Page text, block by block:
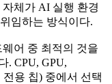
체가 AI 실행 환경
임하는 방식이다.
어 중 최적의 것을
. CPU, GPU,
전용 칩) 중에서 선택